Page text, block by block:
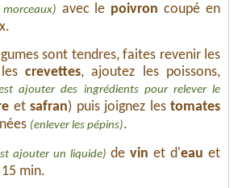
avec le poivron coupé en
sont tendres, faites revenir les
crevettes, ajoutez les poissons,
ajouter des ingrédients pour relever le
et safran) puis joignez les tomates
(enlever les pépins).
ajouter un liquide) devin et d'eau et
15 min.